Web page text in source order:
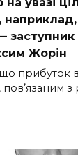
Жорін
прибуток
з